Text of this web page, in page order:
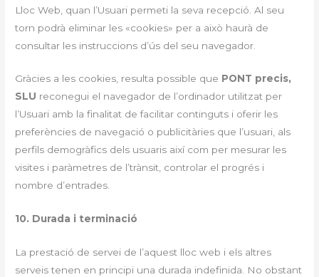
Lloc Web, quan l’Usuari permeti la seva recepció. Al seu
torn podrà eliminar les «cookies» per a això haurà de
consultar les instruccions d’ús del seu navegador.
Gràcies a les cookies, resulta possible que PONT precis,
SLU reconegui el navegador de l’ordinador utilitzat per
l’Usuari amb la finalitat de facilitar continguts i oferir les
preferències de navegació o publicitàries que l’usuari, als
perfils demogràfics dels usuaris així com per mesurar les
visites i paràmetres de l’trànsit, controlar el progrés i
nombre d’entrades.
10. Durada i terminació
La prestació de servei de l’aquest lloc web i els altres
serveis tenen en principi una durada indefinida. No obstant